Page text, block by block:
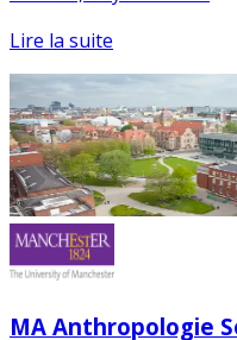
Lire la suite
MA Anthropologie